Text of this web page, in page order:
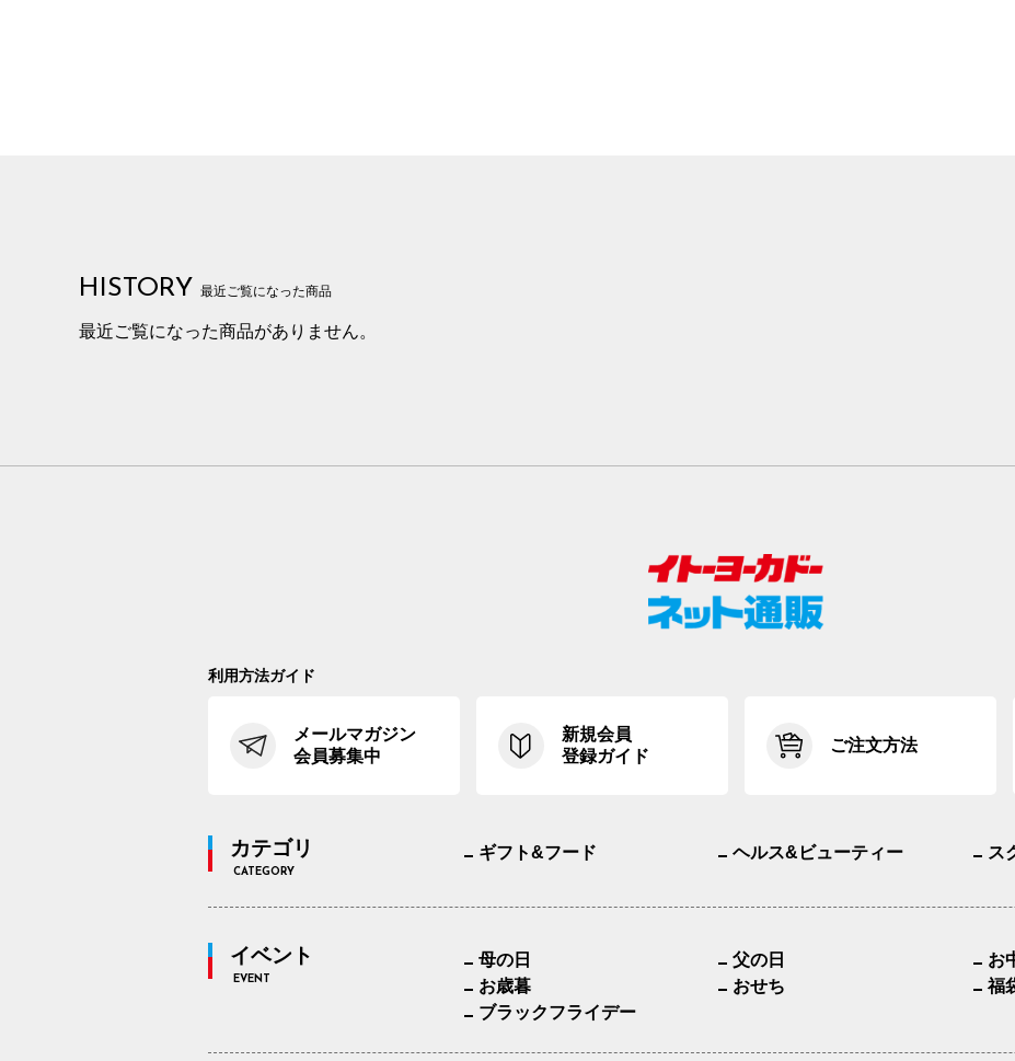
HISTORY 最近ご覧になった商品
最近ご覧になった商品がありません。
利用方法ガイド
メールマガジン
会員募集中
新規会員
登録ガイド
ご注文方法
カテゴリ
CATEGORY
ギフト&フード ヘルス&ビューティー ス
イベント
EVENT
母の日 父の日
お
お歳暮
おせち
福
ブラックフライデー